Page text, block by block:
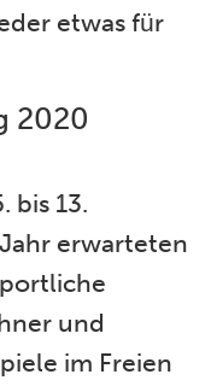
etwas für
2020
bis 13.
erwarteten
und
im Freien